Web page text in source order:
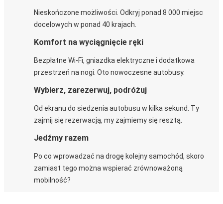
Nieskończone możliwości. Odkryj ponad 8 000 miejsc
docelowych w ponad 40 krajach.
Komfort na wyciągnięcie ręki
Bezpłatne Wi-Fi, gniazdka elektryczne i dodatkowa
przestrzeń na nogi. Oto nowoczesne autobusy.
Wybierz, zarezerwuj, podróżuj
Od ekranu do siedzenia autobusu w kilka sekund. Ty
zajmij się rezerwacją, my zajmiemy się resztą.
Jedźmy razem
Po co wprowadzać na drogę kolejny samochód, skoro
zamiast tego można wspierać zrównoważoną
mobilność?